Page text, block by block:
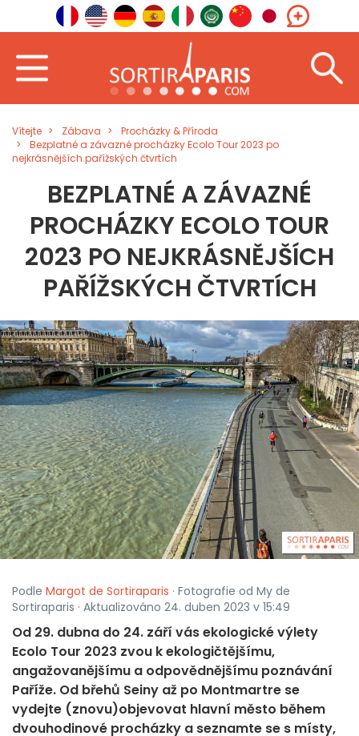
Vítejte Zábava
Procházky & Příroda
Bezplatné a závazné procházky Ecolo Tour 2023 po
nejkrásnějších pařížských čtvrtích
BEZPLATNÉ A ZÁVAZNÉ
PROCHÁZKY ECOLO TOUR
2023 PO NEJKRÁSNĚJŠÍCH
PAŘÍŽSKÝCH ČTVRTÍCH
Podle Margot de Sortiraparis · Fotografie od My de
Sortiraparis · Aktualizováno 24. duben 2023 v 15:49
Od 29. dubna do 24. září vás ekologické výlety
Ecolo Tour 2023 zvou k ekologičtějšímu,
angažovanějšímu a odpovědnějšímu poznávání
Paříže. Od břehů Seiny až po Montmartre se
vydejte (znovu)objevovat hlavní město během
dvouhodinové procházky a seznamte se s místy,